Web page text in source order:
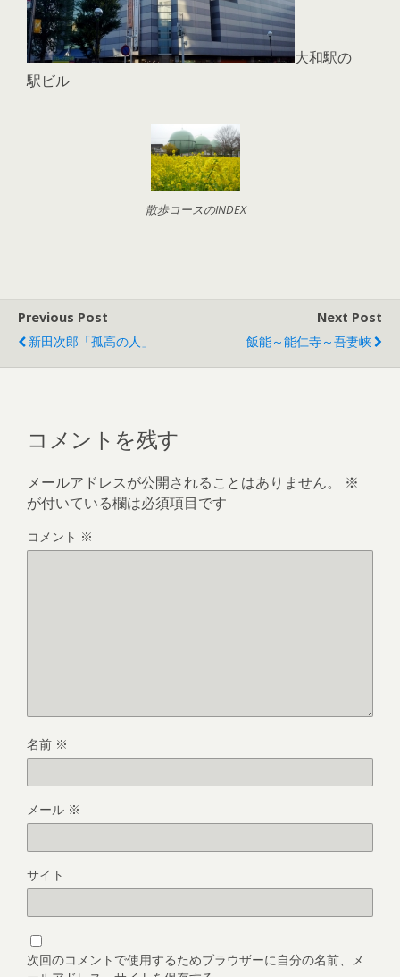
大和駅の
駅ビル
散歩コースのINDEX
Previous Post
新田次郎「孤高の人」
Next Post
飯能～能仁寺～吾妻峡
コメントを残す
メールアドレスが公開されることはありません。
※
が付いている欄は必須項目です
コメント ※
名前 ※
メール ※
サイト
次回のコメントで使用するためブラウザーに自分の名前、メ